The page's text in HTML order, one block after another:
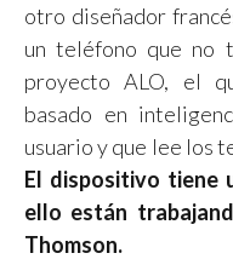
otro diseñador
un teléfono que no
proyecto ALO, el
basado en
usuario y que lee los
El dispositivo tiene
ello están
Thomson.